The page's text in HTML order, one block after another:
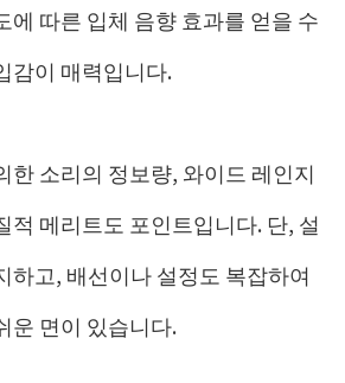
에 따른 입체 음향 효과를 얻을 수
감이 매력입니다.
한 소리의 정보량, 와이드 레인지
적 메리트도 포인트입니다. 단, 설
하고, 배선이나 설정도 복잡하여
운 면이 있습니다.